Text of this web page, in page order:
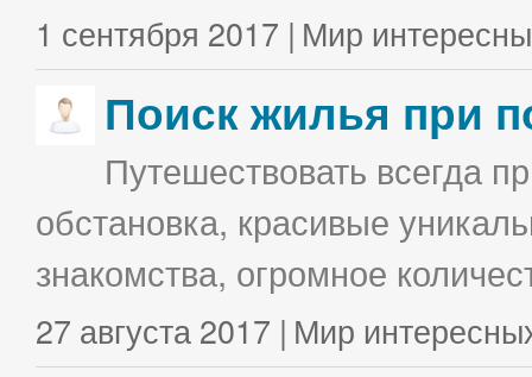
1 сентября 2017 | Мир
Поиск жилья при
Путешествовать всегда
обстановка, красивые
знакомства, огромное
27 августа 2017 | Мир